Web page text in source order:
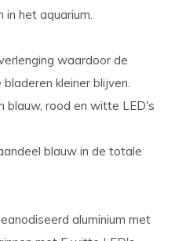
het aquarium.
waardoor de
kleiner blijven.
blauw, rood en witte LED's
blauw in de totale
aluminium met